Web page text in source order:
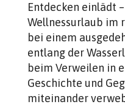
Entdecken einlädt
Wellnessurlaub im
bei einem
entlang der
beim Verweilen in
Geschichte und
miteinander